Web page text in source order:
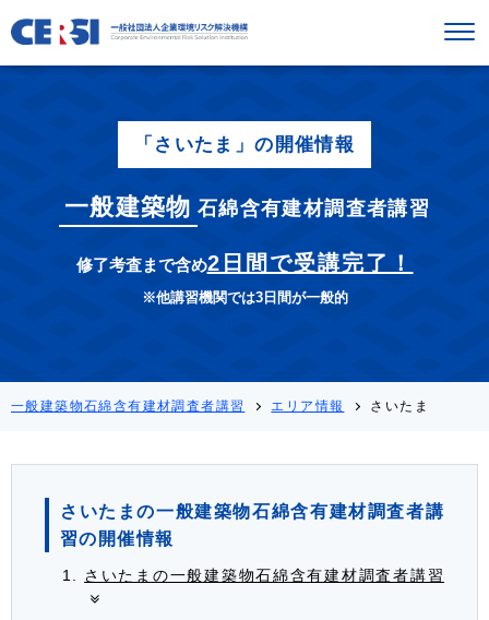
「さいたま」の開催情報
一般建築物 石綿含有建材調査者講習
修了考査まで含め2日間で受講完了！
※他講習機関では3日間が一般的
一般建築物石綿含有建材調査者講習 エリア情報 さいたま
さいたまの一般建築物石綿含有建材調査者講
習の開催情報
さいたまの一般建築物石綿含有建材調査者講習